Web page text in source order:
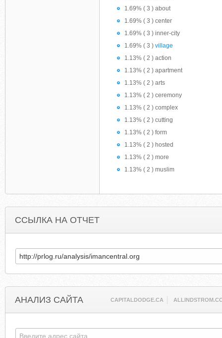
1.69% ( 3 ) about
1.69% ( 3 ) center
1.69% ( 3 ) inner-city
1.69% ( 3 ) village
1.13% ( 2 ) action
1.13% ( 2 ) apartment
1.13% ( 2 ) arts
1.13% ( 2 ) ceremony
1.13% ( 2 ) complex
1.13% ( 2 ) cutting
1.13% ( 2 ) form
1.13% ( 2 ) hosted
1.13% ( 2 ) more
1.13% ( 2 ) muslim
ССЫЛКА НА ОТЧЕТ
АНАЛИЗ САЙТА CAPITALDODGE.CA